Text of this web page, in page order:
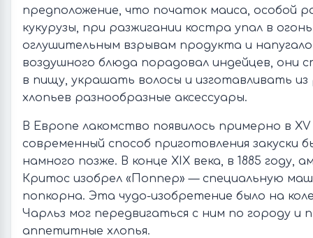
предположение, что початок маиса, особой
кукурузы, при разжигании костра упал в
оглушительным взрывам продукта и
воздушного блюда порадовал индейцев, они
в пищу, украшать волосы и изготавливать из
хлопьев разнообразные аксессуары.
В Европе лакомство появилось примерно в XV
современный способ приготовления закуски
намного позже. В конце XIX века, в 1885 году,
Критос изобрел «Поппер» — специальную
попкорна. Эта чудо-изобретение было на
Чарльз мог передвигаться с ним по городу и
аппетитные хлопья.